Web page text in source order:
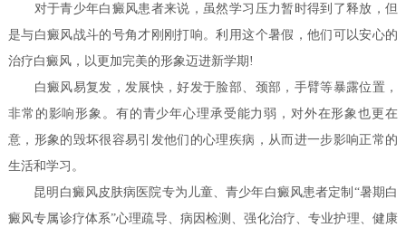
对于青少年白癜风患者来说，虽然学习压力暂时得到了释放，但
是与白癜风战斗的号角才刚刚打响。利用这个暑假，他们可以安心的
治疗白癜风，以更加完美的形象迈进新学期!
白癜风易复发，发展快，好发于脸部、颈部，手臂等暴露位置，
非常的影响形象。有的青少年心理承受能力弱，对外在形象也更在
意，形象的毁坏很容易引发他们的心理疾病，从而进一步影响正常的
生活和学习。
昆明白癜风皮肤病医院专为儿童、青少年白癜风患者定制“暑期白
癜风专属诊疗体系”心理疏导、病因检测、强化治疗、专业护理、健康